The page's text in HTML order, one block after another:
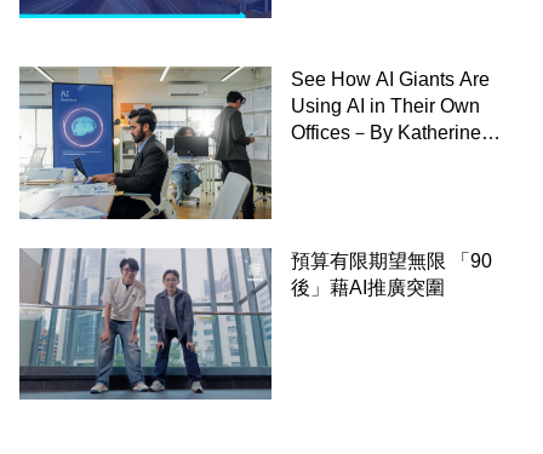
See How AI Giants Are
Using AI in Their Own
Offices－By Katherine
預算有限期望無限 「90
後」藉AI推廣突圍